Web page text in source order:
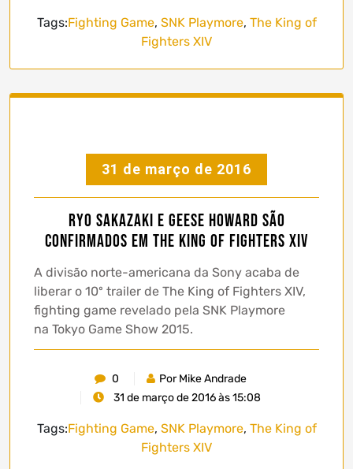
Tags:Fighting Game, SNK Playmore, The King of
Fighters XIV
31 de março de 2016
Ryo Sakazaki e Geese Howard são
confirmados em The King of Fighters XIV
A divisão norte-americana da Sony acaba de
liberar o 10º trailer de The King of Fighters XIV,
fighting game revelado pela SNK Playmore
na Tokyo Game Show 2015.
0
Por Mike Andrade
31 de março de 2016 às 15:08
Tags:Fighting Game, SNK Playmore, The King of
Fighters XIV